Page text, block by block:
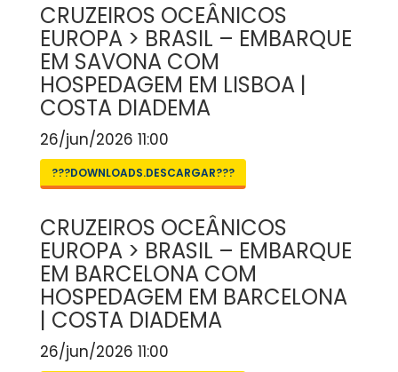
CRUZEIROS OCEÂNICOS
EUROPA > BRASIL – EMBARQUE
EM SAVONA COM
HOSPEDAGEM EM LISBOA |
COSTA DIADEMA
26/jun/2026 11:00
???DOWNLOADS.DESCARGAR???
CRUZEIROS OCEÂNICOS
EUROPA > BRASIL – EMBARQUE
EM BARCELONA COM
HOSPEDAGEM EM BARCELONA
| COSTA DIADEMA
26/jun/2026 11:00